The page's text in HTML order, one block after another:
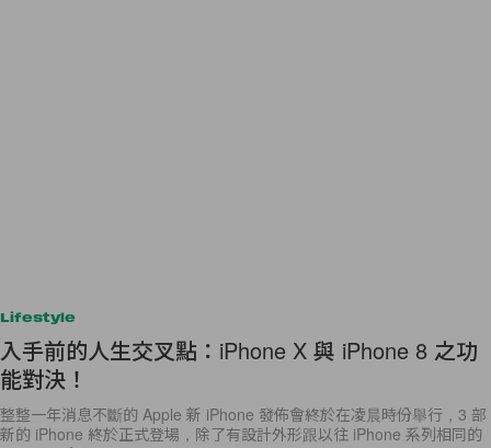
Lifestyle
入手前的人生交叉點：iPhone X 與 iPhone 8 之功
能對決！
整整一年消息不斷的 Apple 新 iPhone 發佈會終於在凌晨時份舉行，3 部
新的 iPhone 終於正式登場，除了有設計外形跟以往 iPhone 系列相同的